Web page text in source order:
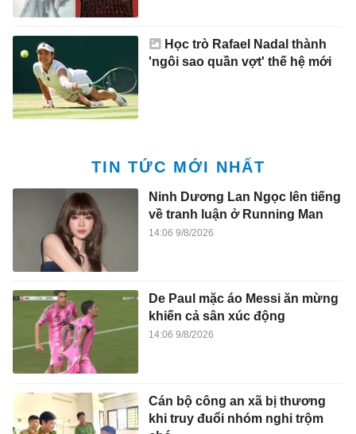
Học trò Rafael Nadal thành
'ngôi sao quần vợt' thế hệ mới
TIN TỨC MỚI NHẤT
Ninh Dương Lan Ngọc lên tiếng
về tranh luận ở Running Man
14:06 9/8/2026
De Paul mặc áo Messi ăn mừng
khiến cả sân xúc động
14:06 9/8/2026
Cán bộ công an xã bị thương
khi truy đuổi nhóm nghi trộm